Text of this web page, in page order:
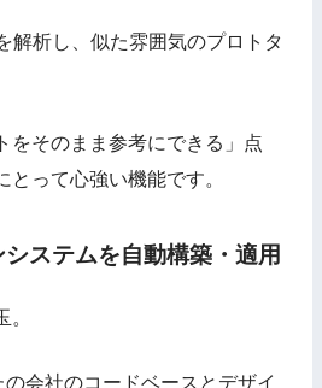
解析し、似た雰囲気のプロトタ
をそのまま参考にできる」点
って心強い機能です。
ステムを自動構築・適用
会社のコードベースとデザイ